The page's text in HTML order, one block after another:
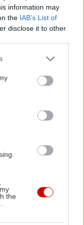
information may
the IAB’s List of
disclose it to other
or more Google
You may click to
party tags to
in below Google
the
σκηνικό
Αρχαίο
το παράλογο
του θηλυκού
της επιλογής,
είναι μόνο
που
ούτε πριν
τους, ενώ